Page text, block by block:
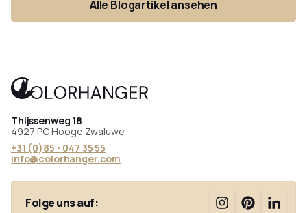
Alle Blogartikel ansehen
Thijssenweg 18
4927 PC Hooge Zwaluwe
+31 (0)85 - 047 35 55
info@colorhanger.com
Folge uns auf: